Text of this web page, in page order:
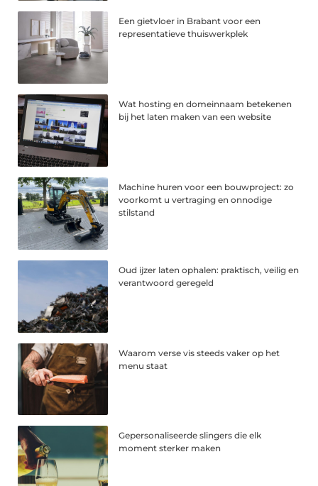
Een gietvloer in Brabant voor een
representatieve thuiswerkplek
Wat hosting en domeinnaam betekenen
bij het laten maken van een website
Machine huren voor een bouwproject: zo
voorkomt u vertraging en onnodige
stilstand
Oud ijzer laten ophalen: praktisch, veilig en
verantwoord geregeld
Waarom verse vis steeds vaker op het
menu staat
Gepersonaliseerde slingers die elk
moment sterker maken